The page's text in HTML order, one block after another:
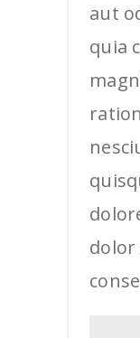
aut
quia
dolor